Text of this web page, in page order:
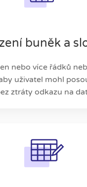
buněk a
nebo více řádků
uživatel mohl
ztráty odkazu na